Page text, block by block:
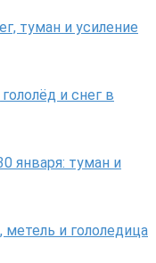
туман и усиление
и снег в
января: туман и
и гололедица